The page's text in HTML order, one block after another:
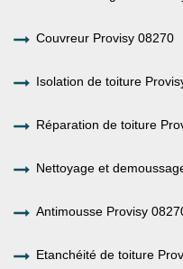
Couvreur Provisy 08270
Isolation de toiture
Réparation de toiture
Nettoyage et
Antimousse Provisy
Etanchéité de toiture